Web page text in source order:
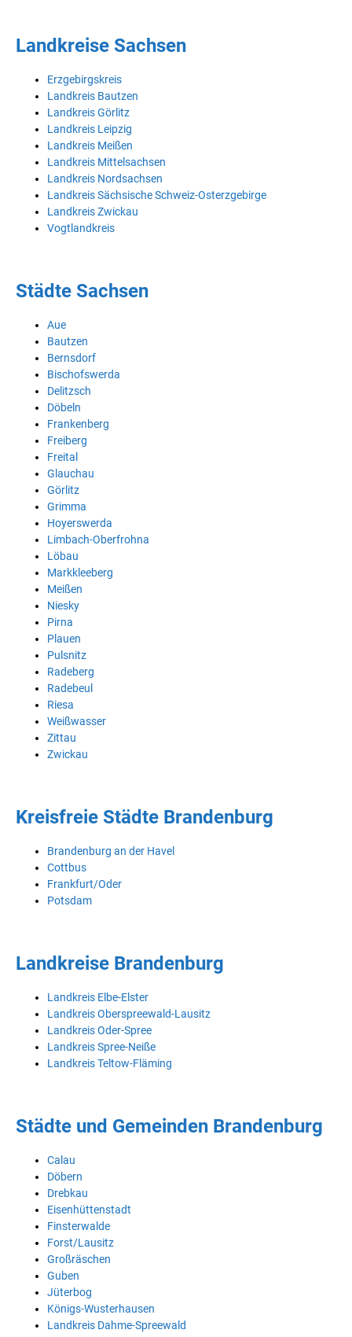
Landkreise Sachsen
Erzgebirgskreis
Landkreis Bautzen
Landkreis Görlitz
Landkreis Leipzig
Landkreis Meißen
Landkreis Mittelsachsen
Landkreis Nordsachsen
Landkreis Sächsische Schweiz-Osterzgebirge
Landkreis Zwickau
Vogtlandkreis
Städte Sachsen
Aue
Bautzen
Bernsdorf
Bischofswerda
Delitzsch
Döbeln
Frankenberg
Freiberg
Freital
Glauchau
Görlitz
Grimma
Hoyerswerda
Limbach-Oberfrohna
Löbau
Markkleeberg
Meißen
Niesky
Pirna
Plauen
Pulsnitz
Radeberg
Radebeul
Riesa
Weißwasser
Zittau
Zwickau
Kreisfreie Städte Brandenburg
Brandenburg an der Havel
Cottbus
Frankfurt/Oder
Potsdam
Landkreise Brandenburg
Landkreis Elbe-Elster
Landkreis Oberspreewald-Lausitz
Landkreis Oder-Spree
Landkreis Spree-Neiße
Landkreis Teltow-Fläming
Städte und Gemeinden Brandenburg
Calau
Döbern
Drebkau
Eisenhüttenstadt
Finsterwalde
Forst/Lausitz
Großräschen
Guben
Jüterbog
Königs-Wusterhausen
Landkreis Dahme-Spreewald